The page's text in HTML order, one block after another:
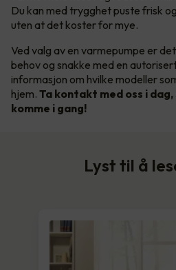
Du kan med trygghet puste frisk
uten at det koster for mye.
Ved valg av en varmepumpe er
behov og snakke med en
informasjon om hvilke modeller
hjem. Ta kontakt med oss i dag,
komme i gang!
Lyst til å